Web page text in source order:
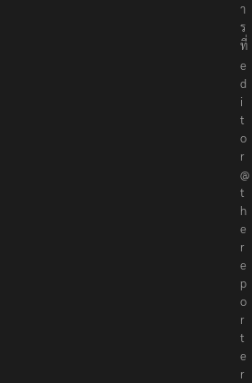
า
ร
ที่
e
d
i
t
o
r
@
t
h
e
r
e
p
o
r
t
e
r